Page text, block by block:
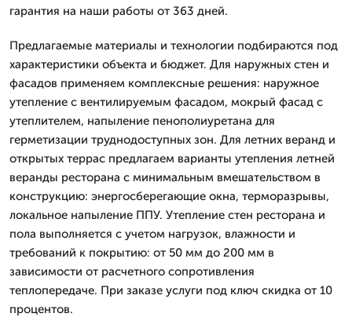
гарантия на наши работы от 363 дней.
Предлагаемые материалы и технологии подбираются под
характеристики объекта и бюджет. Для наружных стен и
фасадов применяем комплексные решения: наружное
утепление с вентилируемым фасадом, мокрый фасад с
утеплителем, напыление пенополиуретана для
герметизации труднодоступных зон. Для летних веранд и
открытых террас предлагаем варианты утепления летней
веранды ресторана с минимальным вмешательством в
конструкцию: энергосберегающие окна, терморазрывы,
локальное напыление ППУ. Утепление стен ресторана и
пола выполняется с учетом нагрузок, влажности и
требований к покрытию: от 50 мм до 200 мм в
зависимости от расчетного сопротивления
теплопередаче. При заказе услуги под ключ скидка от 10
процентов.